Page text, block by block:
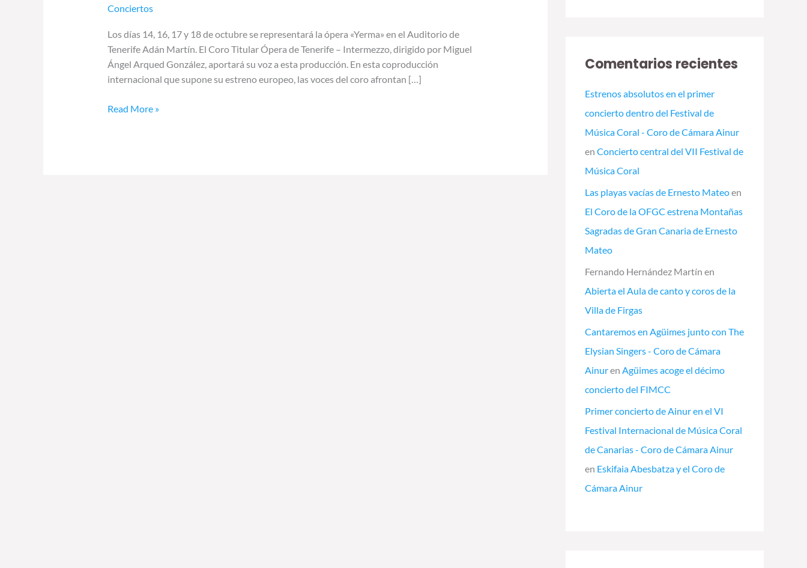
Conciertos
Los días 14, 16, 17 y 18 de octubre se representará la ópera «Yerma» en el Auditorio de
Tenerife Adán Martín. El Coro Titular Ópera de Tenerife – Intermezzo, dirigido por Miguel
Ángel Arqued González, aportará su voz a esta producción. En esta coproducción
internacional que supone su estreno europeo, las voces del coro afrontan […]
Read More »
Comentarios recientes
Estrenos absolutos en el primer
concierto dentro del Festival de
Música Coral - Coro de Cámara Ainur
en Concierto central del VII Festival de
Música Coral
Las playas vacías de Ernesto Mateoen
El Coro de la OFGC estrena Montañas
Sagradas de Gran Canaria de Ernesto
Mateo
Fernando Hernández Martín en
Abierta el Aula de canto y coros de la
Villa de Firgas
Cantaremos en Agüimes junto con The
Elysian Singers - Coro de Cámara
Ainuren Agüimes acoge el décimo
concierto del FIMCC
Primer concierto de Ainur en el VI
Festival Internacional de Música Coral
de Canarias - Coro de Cámara Ainur
en Eskifaia Abesbatza y el Coro de
Cámara Ainur